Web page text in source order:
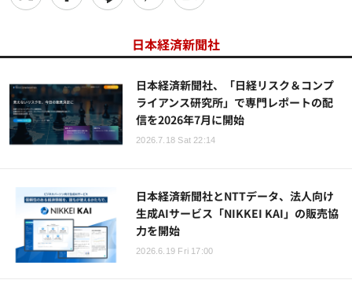
日本経済新聞社
日本経済新聞社、「日経リスク＆コンプ
ライアンス研究所」で専門レポートの配
信を2026年7月に開始
2026.7.18 Sat 22:14
日本経済新聞社とNTTデータ、法人向け
生成AIサービス「NIKKEI KAI」の販売協
力を開始
2026.6.19 Fri 17:00